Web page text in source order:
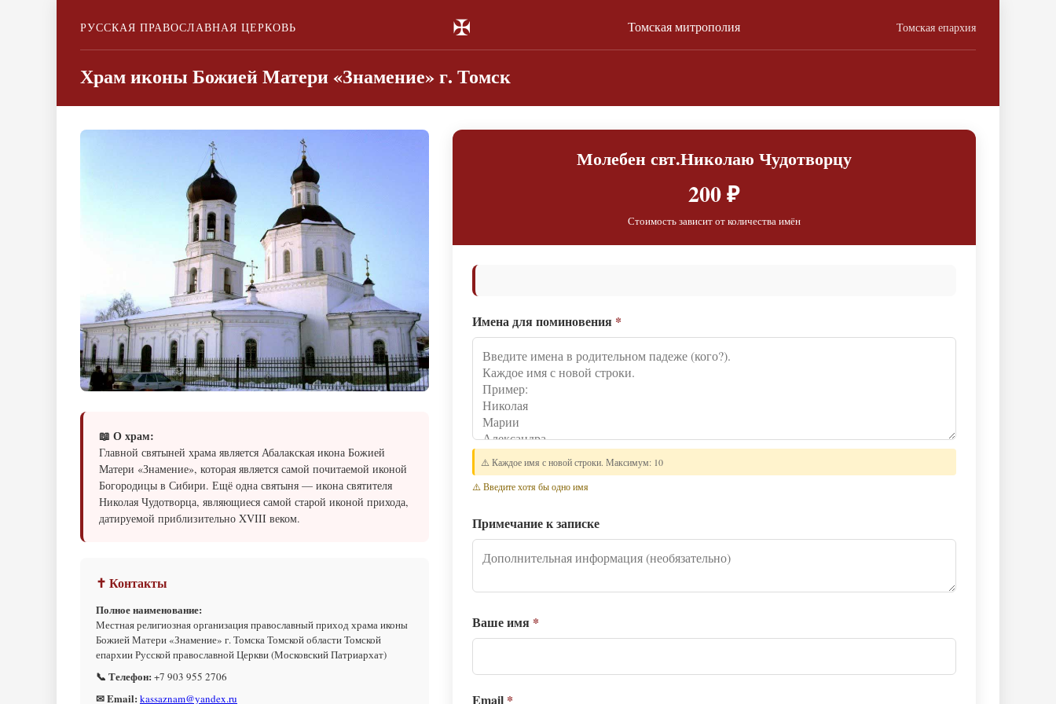
РУССКАЯ ПРАВОСЛАВНАЯ ЦЕРКОВЬ ✠ Томская митрополия Томская епархия
Храм иконы Божией Матери «Знамение» г. Томск
📖 О храм:
Главной святыней храма является Абалакская икона Божией
Матери «Знамение», которая является самой почитаемой иконой
Богородицы в Сибири. Ещё одна святыня — икона святителя
Николая Чудотворца, являющиеся самой старой иконой прихода,
датируемой приблизительно XVIII веком.
✝ Контакты
Полное наименование:
Местная религиозная организация православный приход храма иконы
Божией Матери «Знамение» г. Томска Томской области Томской
епархии Русской православной Церкви (Московский Патриархат)
📞 Телефон: +7 903 955 2706
✉ Email: kassaznam@yandex.ru
Молебен свт.Николаю Чудотворцу
200 ₽
Стоимость зависит от количества имён
Имена для поминовения *
⚠️ Каждое имя с новой строки. Максимум: 10
⚠️ Введите хотя бы одно имя
Примечание к записке
Ваше имя *
Email *